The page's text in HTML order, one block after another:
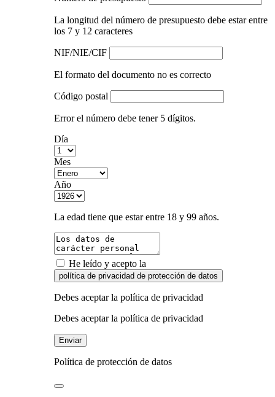
La longitud del número de presupuesto debe estar entre
los 7 y 12 caracteres
NIF/NIE/CIF
El formato del documento no es correcto
Código postal
Error el número debe tener 5 dígitos.
Día
Mes
Año
La edad tiene que estar entre 18 y 99 años.
He leído y acepto la
política de privacidad de protección de datos
Debes aceptar la política de privacidad
Debes aceptar la política de privacidad
Enviar
Política de protección de datos